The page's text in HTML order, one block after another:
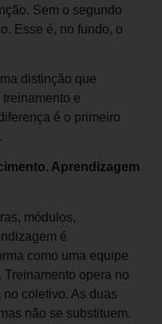
Sem o segundo
Esse é, no fundo, o
distinção que
e
é o primeiro
Aprendizagem
módulos,
é
como uma equipe
opera no
coletivo. As duas
não se substituem.